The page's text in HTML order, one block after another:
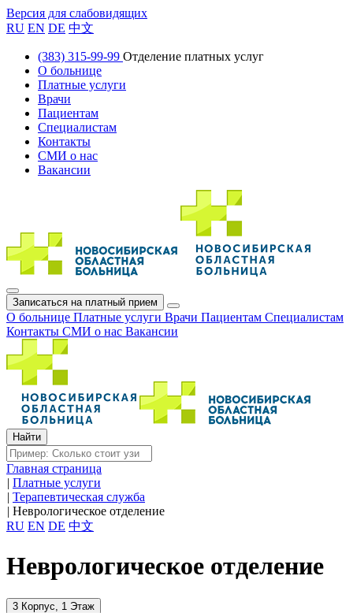
Версия для слабовидящих
RU EN DE 中文
(383) 315-99-99 Отделение платных услуг
О больнице
Платные услуги
Врачи
Пациентам
Специалистам
Контакты
СМИ о нас
Вакансии
Записаться на платный прием
О больнице Платные услуги Врачи Пациентам Специалистам
Контакты СМИ о нас Вакансии
Главная страница
| Платные услуги
| Терапевтическая служба
| Неврологическое отделение
RU EN DE 中文
Неврологическое отделение
3 Корпус, 1 Этаж